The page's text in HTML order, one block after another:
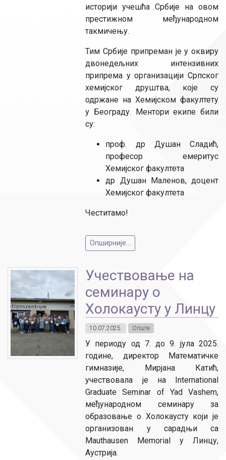
историји учешћа Србије на овом
престижном међународном
такмичењу.
Тим Србије припреман је у оквиру
двонедељних интензивних
припрема у организацији Српског
хемијског друштва, које су
одржане на Хемијском факултету
у Београду. Ментори екипе били
су:
проф. др Душан Сладић,
професор емеритус
Хемијског факултета
др Душан Маленов, доцент
Хемијског факултета
Честитамо!
Опширније...
Учествовање на
семинару о
Холокаусту у Линцу
10.07.2025. Опште
У периоду од 7. до 9. јула 2025.
године, директор Математичке
гимназије, Мирјана Катић,
учествовала је на International
Graduate Seminar of Yad Vashem,
међународном семинару за
образовање о Холокаусту који је
организован у сарадњи са
Mauthausen Memorial у Линцу,
Аустрија.